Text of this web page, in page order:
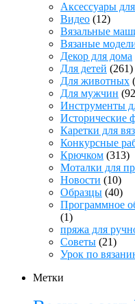
Аксессуары
Видео (12)
Вязальные
Вязаные
Декор для дома
Для детей (261)
Для животных
Для мужчин
Инструменты
Исторические
Каретки для
Конкурсные
Крючком (313)
Моталки для
Новости (10)
Образцы (40)
Программное
(1)
пряжа для
Советы (21)
Урок по
Метки